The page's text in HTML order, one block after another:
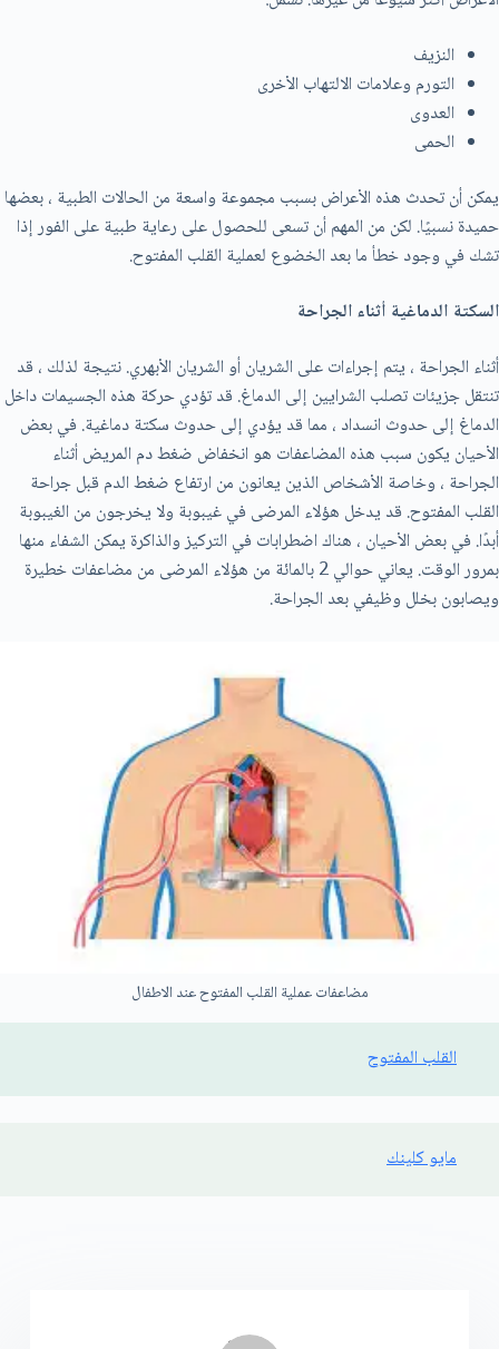
النزيف
التورم وعلامات الالتهاب الأخرى
العدوى
الحمى
يمكن أن تحدث هذه الأعراض بسبب مجموعة واسعة من الحالات الطبية ، بعضها
حميدة نسبيًا. لكن من المهم أن تسعى للحصول على رعاية طبية على الفور إذا
تشك في وجود خطأ ما بعد الخضوع لعملية القلب المفتوح.
السكتة الدماغية أثناء الجراحة
أثناء الجراحة ، يتم إجراءات على الشريان أو الشريان الأبهري. نتيجة لذلك ، قد
تنتقل جزيئات تصلب الشرايين إلى الدماغ. قد تؤدي حركة هذه الجسيمات داخل
الدماغ إلى حدوث انسداد ، مما قد يؤدي إلى حدوث سكتة دماغية. في بعض
الأحيان يكون سبب هذه المضاعفات هو انخفاض ضغط دم المريض أثناء
الجراحة ، وخاصة الأشخاص الذين يعانون من ارتفاع ضغط الدم قبل جراحة
القلب المفتوح. قد يدخل هؤلاء المرضى في غيبوبة ولا يخرجون من الغيبوبة
أبدًا. في بعض الأحيان ، هناك اضطرابات في التركيز والذاكرة يمكن الشفاء منها
بمرور الوقت. يعاني حوالي 2 بالمائة من هؤلاء المرضى من مضاعفات خطيرة
ويصابون بخلل وظيفي بعد الجراحة.
مضاعفات عملية القلب المفتوح عند الاطفال
القلب المفتوح
مايو كلينك